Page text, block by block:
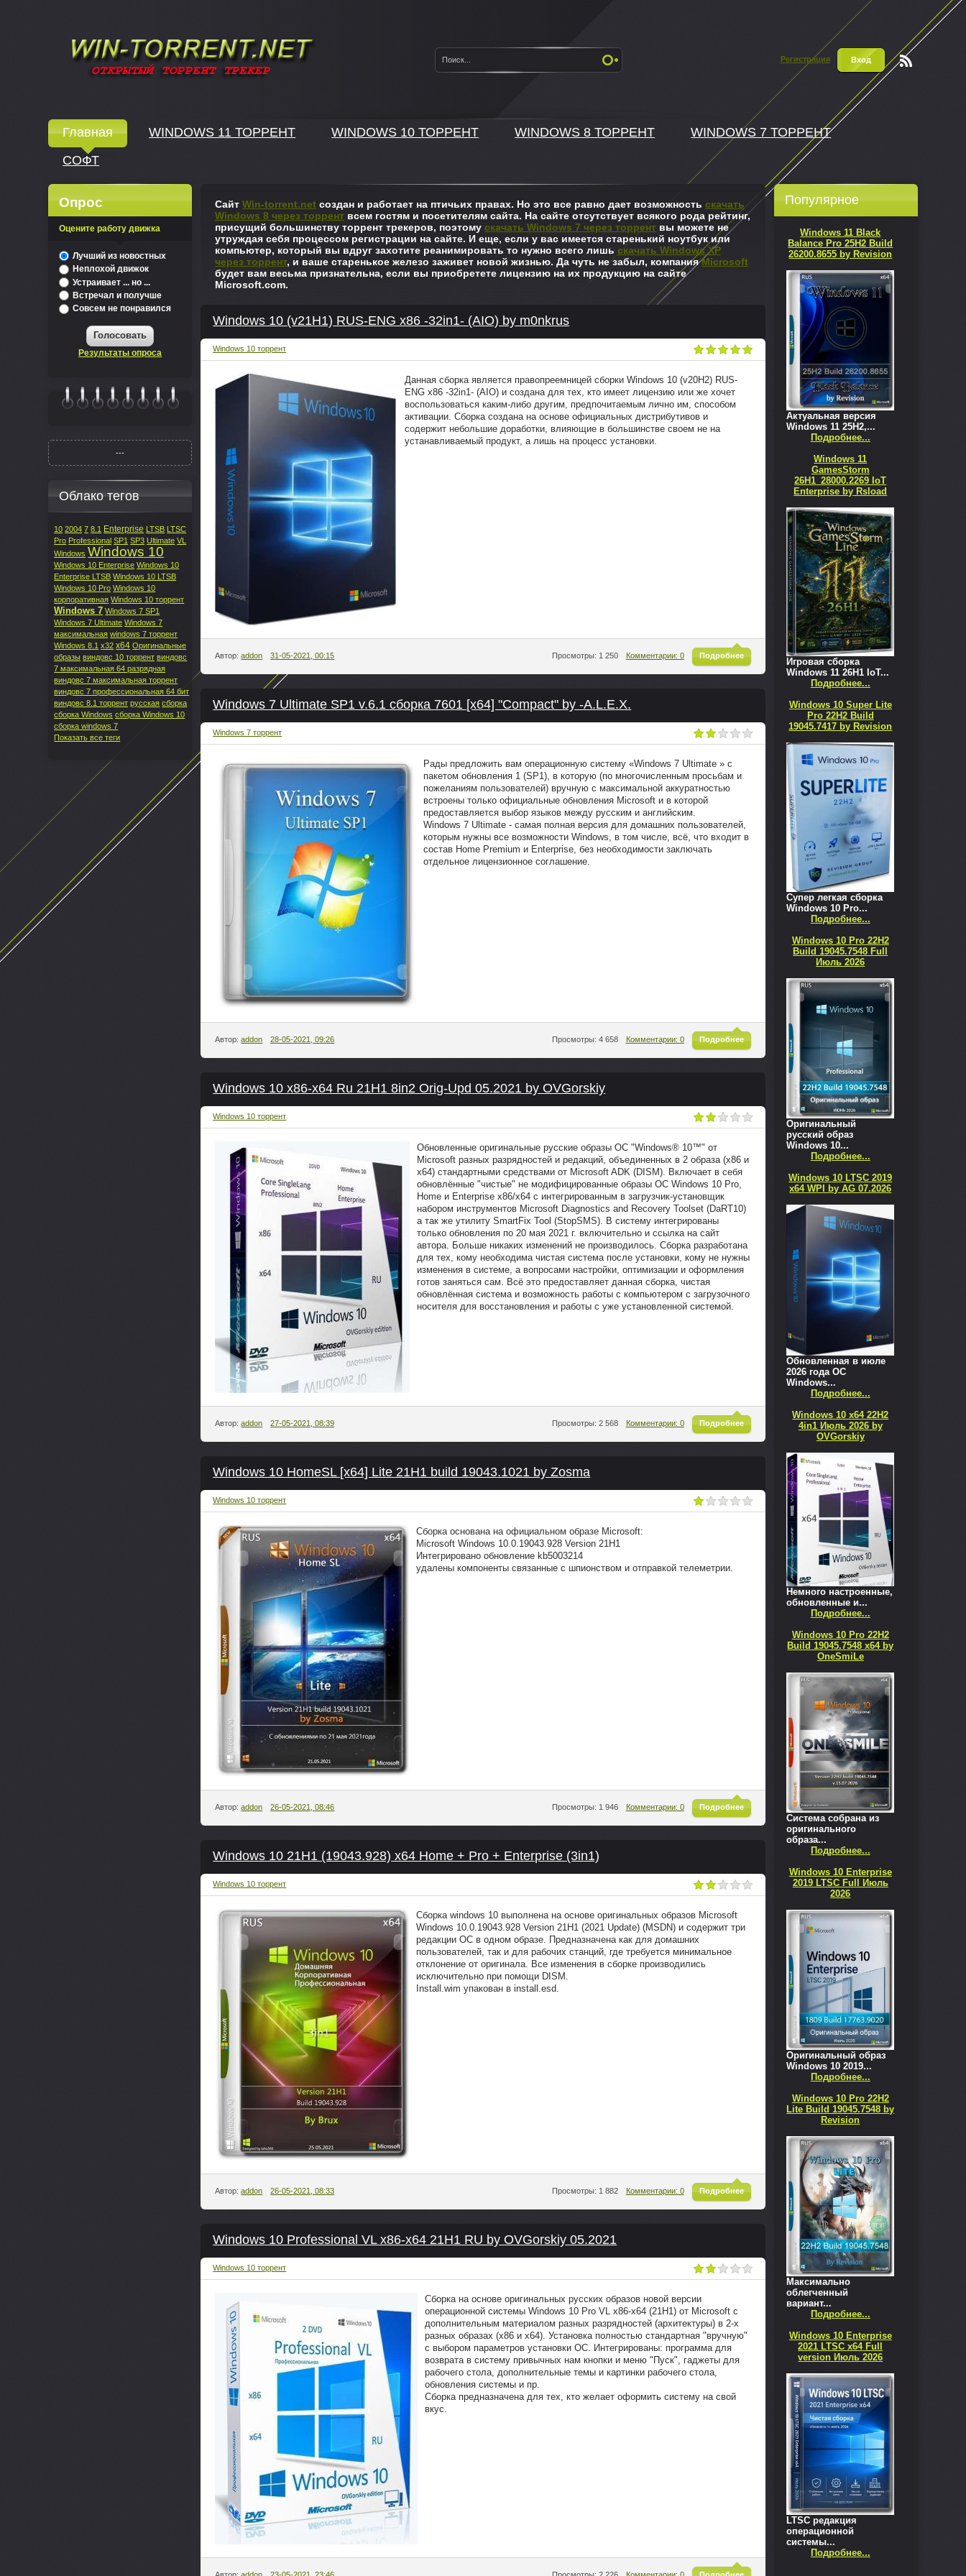
Регистрация Вход
Главная WINDOWS 11 ТОРРЕНТ WINDOWS 10 ТОРРЕНТ WINDOWS 8 ТОРРЕНТ
WINDOWS 7 ТОРРЕНТ
СОФТ
СайтWin-torrent.net создан и работает на птичьих правах. Но это все равно дает возможностьскачать
Windows 8 через торрент всем гостям и посетителям сайта. На сайте отсутствует всякого рода рейтинг,
присущий большинству торрент трекеров, поэтомускачать Windows 7 через торрент вы можете не
утруждая себя процессом регистрации на сайте. И еще, если у вас имеется старенький ноутбук или
компьютер, который вы вдруг захотите реанимировать то нужно всего лишьскачать Windows XP
через торрент, и ваше старенькое железо заживет новой жизнью. Да чуть не забыл, компанияMicrosoft
будет вам весьма признательна, если вы приобретете лицензию на их продукцию на сайте
Microsoft.com.
Windows 10 (v21H1) RUS-ENG x86 -32in1- (AIO) by m0nkrus
Windows 10 торрент
Данная сборка является правопреемницей сборки Windows 10 (v20H2) RUS-
ENG x86 -32in1- (AIO) и создана для тех, кто имеет лицензию или же хочет
воспользоваться каким-либо другим, предпочитаемым лично им, способом
активации. Сборка создана на основе официальных дистрибутивов и
содержит небольшие доработки, влияющие в большинстве своем не на
устанавливаемый продукт, а лишь на процесс установки.
Подробнее
Комментарии: 0
Просмотры: 1 250
Автор:addon 31-05-2021, 00:15
Windows 7 Ultimate SP1 v.6.1 сборка 7601 [x64] "Compact" by -A.L.E.X.
Windows 7 торрент
Рады предложить вам операционную систему «Windows 7 Ultimate » с
пакетом обновления 1 (SP1), в которую (по многочисленным просьбам и
пожеланиям пользователей) вручную с максимальной аккуратностью
встроены только официальные обновления Microsoft и в которой
предоставляется выбор языков между русским и английским.
Windows 7 Ultimate - самая полная версия для домашних пользователей,
которым нужны все возможности Windows, в том числе, всё, что входит в
состав Home Premium и Enterprise, без необходимости заключать
отдельное лицензионное соглашение.
Подробнее
Комментарии: 0
Просмотры: 4 658
Автор:addon 28-05-2021, 09:26
Windows 10 x86-x64 Ru 21H1 8in2 Orig-Upd 05.2021 by OVGorskiy
Windows 10 торрент
Обновленные оригинальные русские образы ОС "Windows® 10™" от
Microsoft разных разрядностей и редакций, объединенных в 2 образа (x86 и
x64) стандартными средствами от Microsoft ADK (DISM). Включает в себя
обновлённые "чистые" не модифицированные образы ОС Windows 10 Pro,
Home и Enterprise x86/x64 с интегрированным в загрузчик-установщик
набором инструментов Microsoft Diagnostics and Recovery Toolset (DaRT10)
а так же утилиту SmartFix Tool (StopSMS). В систему интегрированы
только обновления по 20 мая 2021 г. включительно и ссылка на сайт
автора. Больше никаких изменений не производилось. Сборка разработана
для тех, кому необходима чистая система после установки, кому не нужны
изменения в системе, а вопросами настройки, оптимизации и оформления
готов заняться сам. Всё это предоставляет данная сборка, чистая
обновлённая система и возможность работы с компьютером с загрузочного
носителя для восстановления и работы с уже установленной системой.
Подробнее
Комментарии: 0
Просмотры: 2 568
Автор:addon 27-05-2021, 08:39
Windows 10 HomeSL [x64] Lite 21H1 build 19043.1021 by Zosma
Windows 10 торрент
Сборка основана на официальном образе Microsoft:
Microsoft Windows 10.0.19043.928 Version 21H1
Интегрировано обновление kb5003214
удалены компоненты связанные с шпионством и отправкой телеметрии.
Подробнее
Комментарии: 0
Просмотры: 1 946
Автор:addon 26-05-2021, 08:46
Windows 10 21H1 (19043.928) x64 Home + Pro + Enterprise (3in1)
Windows 10 торрент
Сборка windows 10 выполнена на основе оригинальных образов Microsoft
Windows 10.0.19043.928 Version 21H1 (2021 Update) (MSDN) и содержит три
редакции ОС в одном образе. Предназначена как для домашних
пользователей, так и для рабочих станций, где требуется минимальное
отклонение от оригинала. Все изменения в сборке производились
исключительно при помощи DISM.
Install.wim упакован в install.esd.
Подробнее
Комментарии: 0
Просмотры: 1 882
Автор:addon 26-05-2021, 08:33
Windows 10 Professional VL x86-x64 21H1 RU by OVGorskiy 05.2021
Windows 10 торрент
Cборка на основе оригинальных русских образов новой версии
операционной системы Windows 10 Pro VL x86-x64 (21H1) от Microsoft с
дополнительным материалом разных разрядностей (архитектуры) в 2-х
разных образах (x86 и x64). Установка полностью стандартная "вручную"
с выбором параметров установки ОС. Интегрированы: программа для
возврата в систему привычных нам кнопки и меню "Пуск", гаджеты для
рабочего стола, дополнительные темы и картинки рабочего стола,
обновления системы и пр.
Сборка предназначена для тех, кто желает оформить систему на свой
вкус.
Популярное
Windows 11 Black
Balance Pro 25H2 Build
26200.8655 by Revision
Актуальная версия
Windows 11 25H2,...
Подробнее...
Windows 11
GamesStorm
26H1_28000.2269 IoT
Enterprise by Rsload
Игровая сборка
Windows 11 26H1 IoT...
Подробнее...
Windows 10 Super Lite
Pro 22H2 Build
19045.7417 by Revision
Супер легкая сборка
Windows 10 Pro...
Подробнее...
Windows 10 Pro 22H2
Build 19045.7548 Full
Июль 2026
Оригинальный
русский образ
Windows 10...
Подробнее...
Windows 10 LTSC 2019
x64 WPI by AG 07.2026
Обновленная в июле
2026 года ОС
Windows...
Подробнее...
Windows 10 x64 22H2
4in1 Июль 2026 by
OVGorskiy
Немного настроенные,
обновленные и...
Подробнее...
Windows 10 Pro 22H2
Build 19045.7548 x64 by
OneSmiLe
Система собрана из
оригинального
образа...
Подробнее...
Windows 10 Enterprise
2019 LTSC Full Июль
2026
Оригинальный образ
Windows 10 2019...
Подробнее...
Windows 10 Pro 22H2
Lite Build 19045.7548 by
Revision
Максимально
облегченный
вариант...
Подробнее...
Windows 10 Enterprise
2021 LTSC x64 Full
version Июль 2026
LTSC редакция
операционной
системы...
Подробнее...
Опрос
Оцените работу движка
Лучший из новостных
Неплохой движок
Устраивает ... но ...
Встречал и получше
Совсем не понравился
Голосовать
Результаты опроса
---
Облако тегов
10 2004 7 8.1 Enterprise LTSB LTSC
Pro Professional SP1 SP3 Ultimate VL
Windows Windows 10
Windows 10 Enterprise Windows 10
Enterprise LTSB Windows 10 LTSB
Windows 10 Pro Windows 10
корпоративная Windows 10 торрент
Windows 7 Windows 7 SP1
Windows 7 Ultimate Windows 7
максимальная windows 7 торрент
Windows 8.1 x32 x64 Оригинальные
образы виндовс 10 торрент виндовс
7 максимальная 64 разрядная
виндовс 7 максимальная торрент
виндовс 7 профессиональная 64 бит
виндовс 8.1 торрент русская сборка
сборка Windows сборка Windows 10
сборка windows 7
Показать все теги